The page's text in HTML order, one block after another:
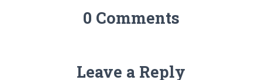
0 Comments
Leave a Reply